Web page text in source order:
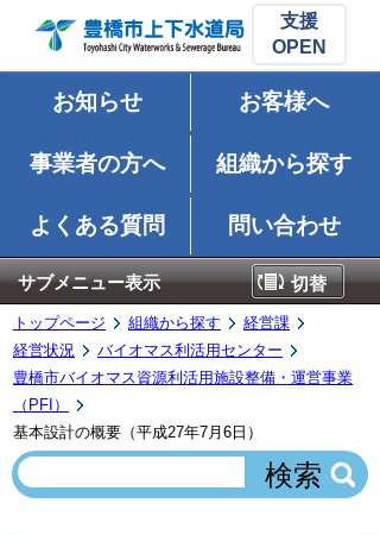
支援
お知らせ お客様へ
事業者の方へ 組織から探す
よくある質問 問い合わせ
サブメニュー表示 切替
トップページ 組織から探す
経営課
経営状況
バイオマス利活用センター
豊橋市バイオマス資源利活用施設整備・運営事業
（PFI）
基本設計の概要（平成27年7月6日）